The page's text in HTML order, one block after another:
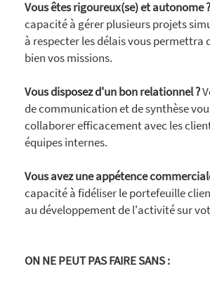
Vous êtes rigoureux(se) et autonome ?
capacité à gérer plusieurs projets
à respecter les délais vous permettra
bien vos missions.
Vous disposez d'un bon relationnel ?
de communication et de synthèse
collaborer efficacement avec les
équipes internes.
Vous avez une appétence
capacité à fidéliser le portefeuille
au développement de l'activité sur
ON NE PEUT PAS FAIRE SANS :